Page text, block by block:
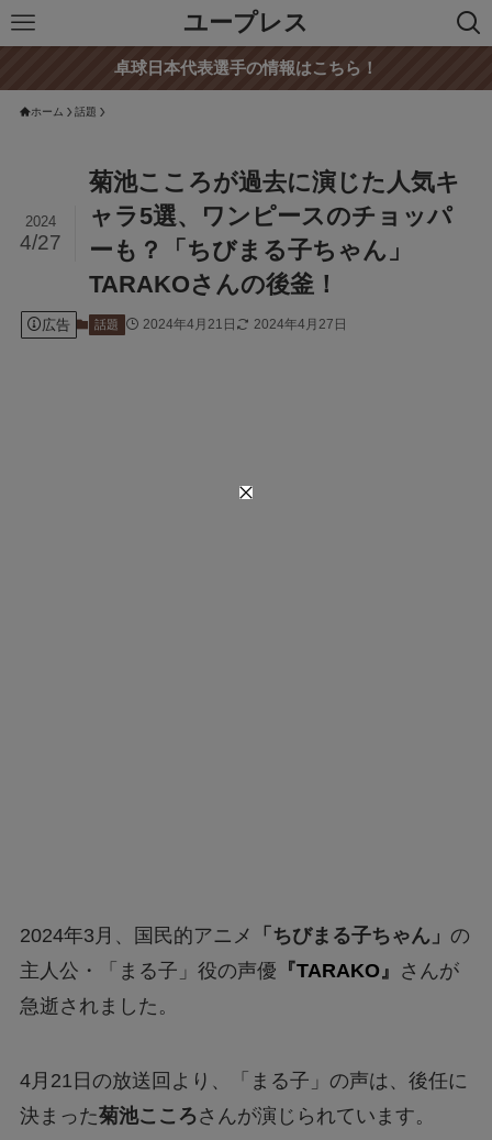
ユープレス
卓球日本代表選手の情報はこちら！
ホーム 話題
菊池こころが過去に演じた人気キ
ャラ5選、ワンピースのチョッパ
ーも？「ちびまる子ちゃん」
TARAKOさんの後釜！
2024
4/27
広告 話題 2024年4月21日 2024年4月27日
2024年3月、国民的アニメ 「ちびまる子ちゃん」 の
主人公・「まる子」役の声優 『TARAKO』 さんが
急逝されました。
4月21日の放送回より、「まる子」の声は、後任に
決まった菊池こころさんが演じられています。